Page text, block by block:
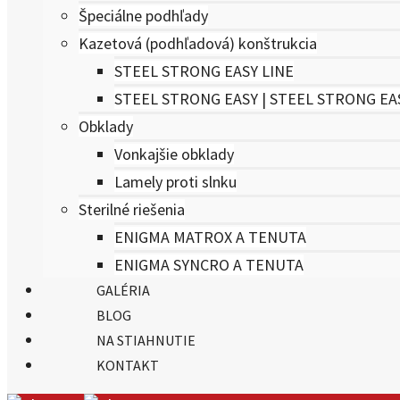
Špeciálne podhľady
Kazetová (podhľadová) konštrukcia
STEEL STRONG EASY LINE
STEEL STRONG EASY | STEEL STRONG
Obklady
Vonkajšie obklady
Lamely proti slnku
Sterilné riešenia
ENIGMA MATROX A TENUTA
ENIGMA SYNCRO A TENUTA
GALÉRIA
BLOG
NA STIAHNUTIE
KONTAKT